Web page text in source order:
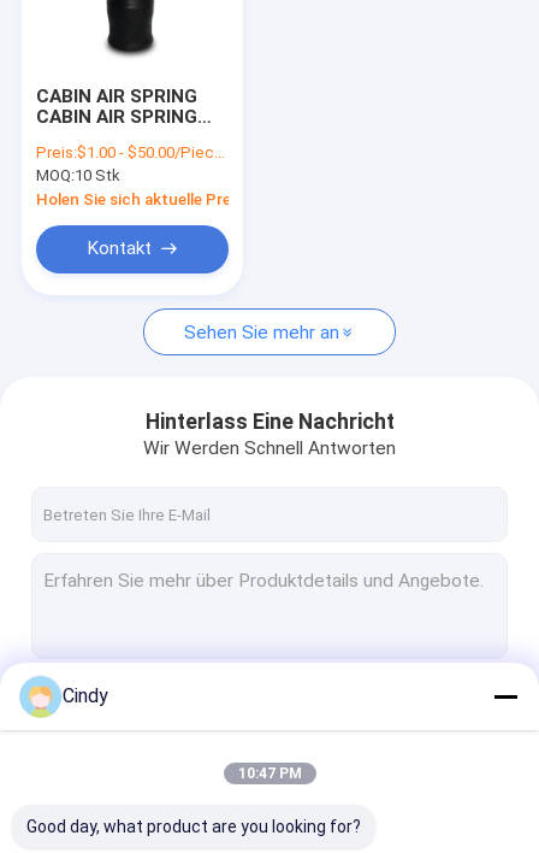
CABIN AIR SPRING
CABIN AIR SPRING
Firestone W02-358-
7017 227QS38
Ersetzt durch
227QS38 Ersetzt
durch VKNTECH
Preis:$1.00 - $50.00/Pieces
MOQ:10 Stk
Holen Sie sich aktuelle Preis
Kontakt
Sehen Sie mehr an
Hinterlass Eine Nachricht
Wir Werden Schnell Antworten
Cindy
10:47 PM
Good day, what product are you looking for?